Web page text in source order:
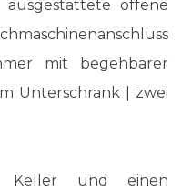
offene
mit begehbarer
Unterschrank | zwei
Keller und einen